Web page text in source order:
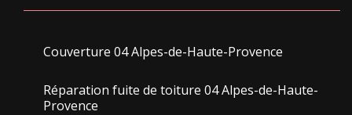
Couverture 04 Alpes-de-Haute-Provence
Réparation fuite de toiture 04 Alpes-de-Haute-
Provence